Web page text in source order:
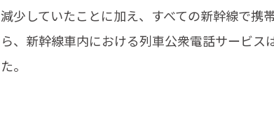
減少していたことに加え、すべての新幹線で携
ら、新幹線車内における列車公衆電話サービス
た。